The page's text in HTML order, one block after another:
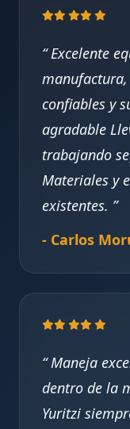
Excelente
confiables y
agradable
trabajando
Materiales y
existentes.
- Carlos
Maneja
dentro de la
Yuritzi